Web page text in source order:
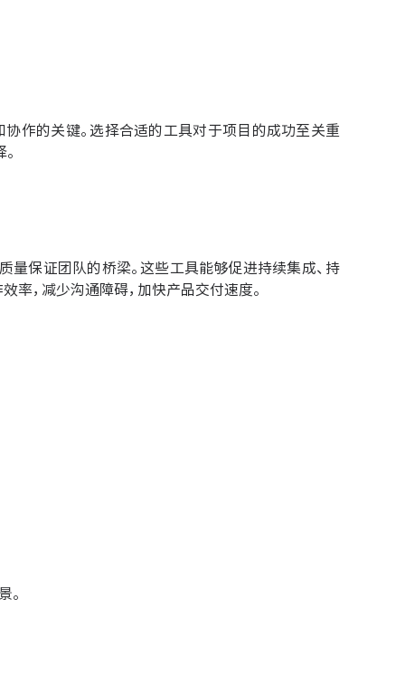
作的关键。选择合适的工具对于项目的成功至关重
量保证团队的桥梁。这些工具能够促进持续集成、持
率，减少沟通障碍，加快产品交付速度。
。